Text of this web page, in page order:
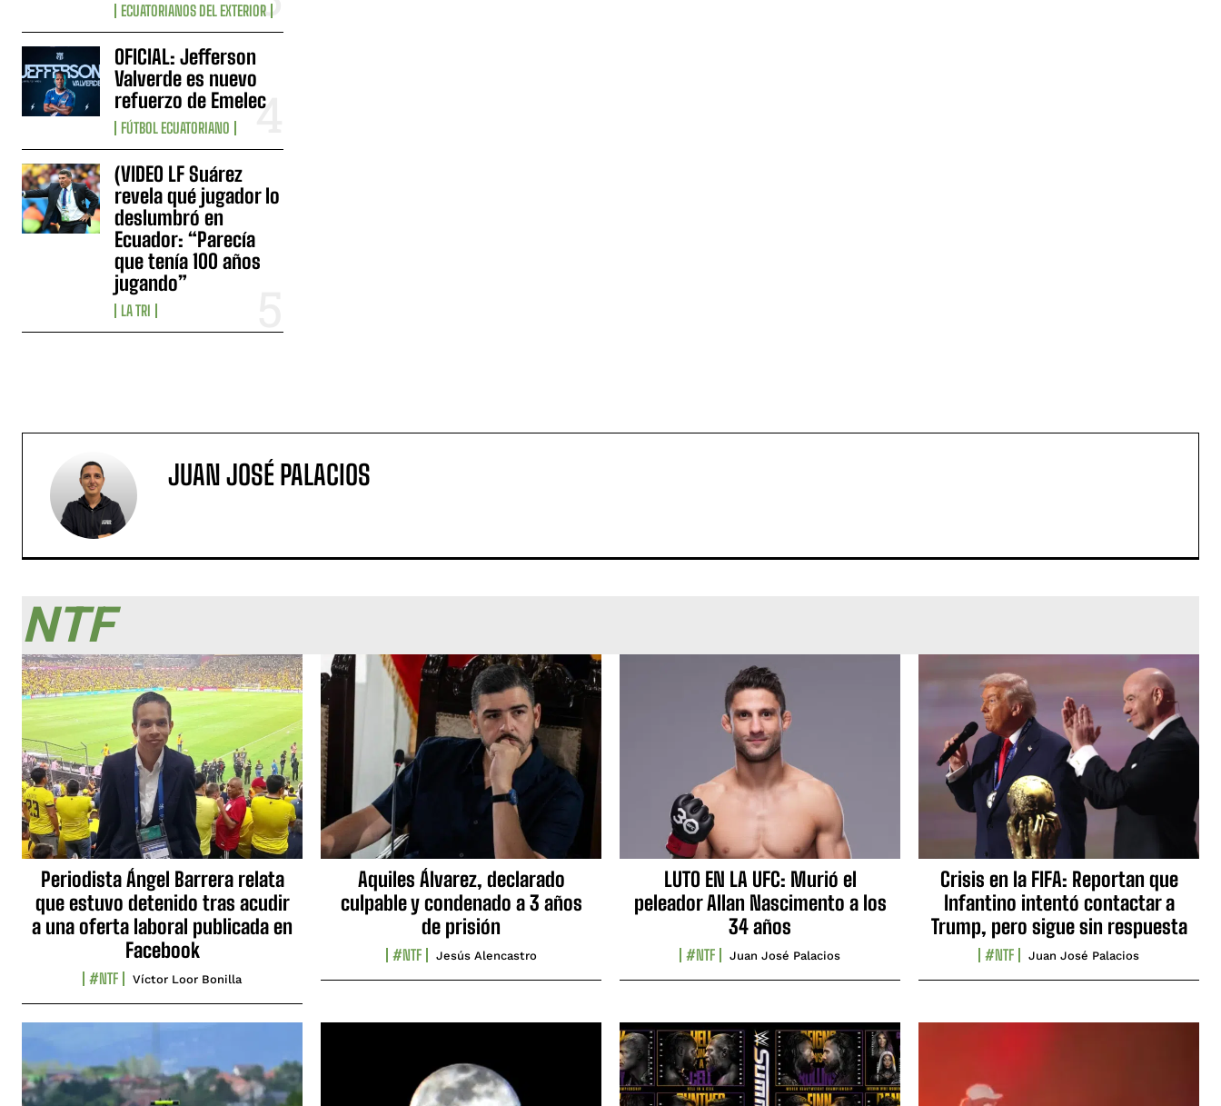
ECUATORIANOS DEL EXTERIOR
OFICIAL: Jefferson
Valverde es nuevo
refuerzo de Emelec
FÚTBOL ECUATORIANO
(VIDEO LF Suárez
revela qué jugador lo
deslumbró en
Ecuador: “Parecía
que tenía 100 años
jugando”
LA TRI
JUAN JOSÉ PALACIOS
NTF
Periodista Ángel Barrera relata
que estuvo detenido tras acudir
a una oferta laboral publicada en
Facebook
#NTF Víctor Loor Bonilla
Aquiles Álvarez, declarado
culpable y condenado a 3 años
de prisión
#NTF Jesús Alencastro
LUTO EN LA UFC: Murió el
peleador Allan Nascimento a los
34 años
#NTF Juan José Palacios
Crisis en la FIFA: Reportan que
Infantino intentó contactar a
Trump, pero sigue sin respuesta
#NTF Juan José Palacios